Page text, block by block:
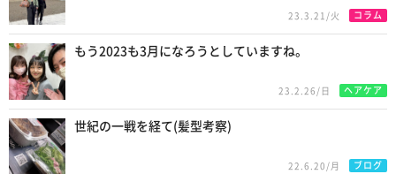
23.3.21/火 コラム
もう2023も3月になろうとしていますね。
23.2.26/日 ヘアケア
世紀の一戦を経て(髪型考察)
22.6.20/月 ブログ